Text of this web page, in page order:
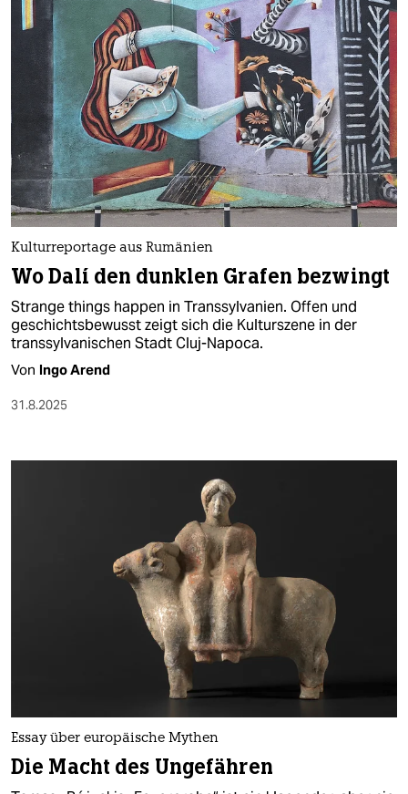
Kulturreportage aus Rumänien
Wo Dalí den dunklen Grafen bezwingt
Strange things happen in Transsylvanien. Offen und
geschichtsbewusst zeigt sich die Kulturszene in der
transsylvanischen Stadt Cluj-Napoca.
Von Ingo Arend
31.8.2025
Essay über europäische Mythen
Die Macht des Ungefähren